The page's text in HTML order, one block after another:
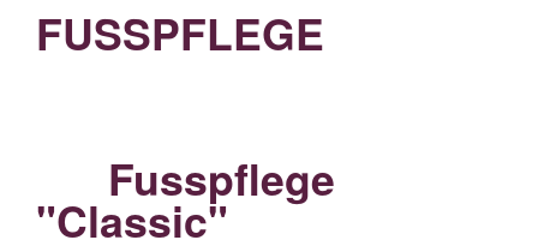
FUSSPFLEGE
Fusspflege
"Classic"